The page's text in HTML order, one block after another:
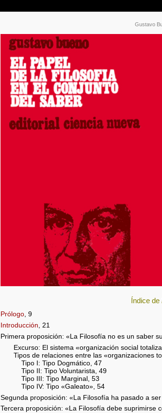
Gustavo
Índice de
Prólogo, 9
Introducción, 21
Primera proposición: «La Filosofía no es un saber
Excurso: El sistema «organización social
Tipos de relaciones entre las «organizaciones
Tipo I: Tipo Dogmático, 47
Tipo II: Tipo Voluntarista, 49
Tipo III: Tipo Marginal, 53
Tipo IV: Tipo «Galeato», 54
Segunda proposición: «La Filosofía ha pasado a
Tercera proposición: «La Filosofía debe suprimirse